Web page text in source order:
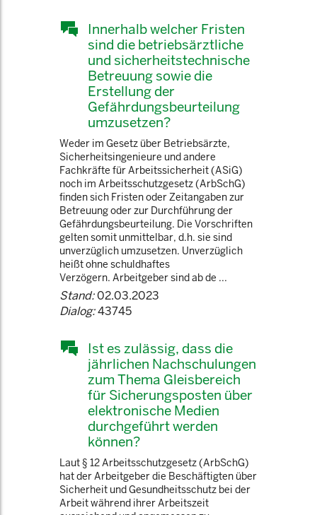
Innerhalb welcher Fristen
sind die betriebsärztliche
und sicherheitstechnische
Betreuung sowie die
Erstellung der
Gefährdungsbeurteilung
umzusetzen?
Weder im Gesetz über Betriebsärzte,
Sicherheitsingenieure und andere
Fachkräfte für Arbeitssicherheit (ASiG)
noch im Arbeitsschutzgesetz (ArbSchG)
finden sich Fristen oder Zeitangaben zur
Betreuung oder zur Durchführung der
Gefährdungsbeurteilung. Die Vorschriften
gelten somit unmittelbar, d.h. sie sind
unverzüglich umzusetzen. Unverzüglich
heißt ohne schuldhaftes
Verzögern. Arbeitgeber sind ab de ...
Stand:02.03.2023
Dialog:43745
Ist es zulässig, dass die
jährlichen Nachschulungen
zum Thema Gleisbereich
für Sicherungsposten über
elektronische Medien
durchgeführt werden
können?
Laut § 12 Arbeitsschutzgesetz (ArbSchG)
hat der Arbeitgeber die Beschäftigten über
Sicherheit und Gesundheitsschutz bei der
Arbeit während ihrer Arbeitszeit